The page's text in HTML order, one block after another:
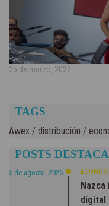
25 de marzo, 2022
TAGS
Awex / distribución /
POSTS
5 de agosto, 2026
digital